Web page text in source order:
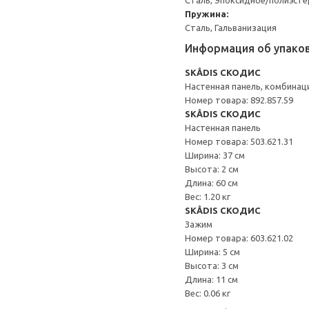
Пружина:
Сталь, Гальванизация
Информация об
SKÅDIS СКОДИС
Настенная панель,
Номер товара: 892.857.59
SKÅDIS СКОДИС
Настенная панель
Номер товара: 503.621.31
Ширина: 37 см
Высота: 2 см
Длина: 60 см
Вес: 1.20 кг
SKÅDIS СКОДИС
Зажим
Номер товара: 603.621.02
Ширина: 5 см
Высота: 3 см
Длина: 11 см
Вес: 0.06 кг